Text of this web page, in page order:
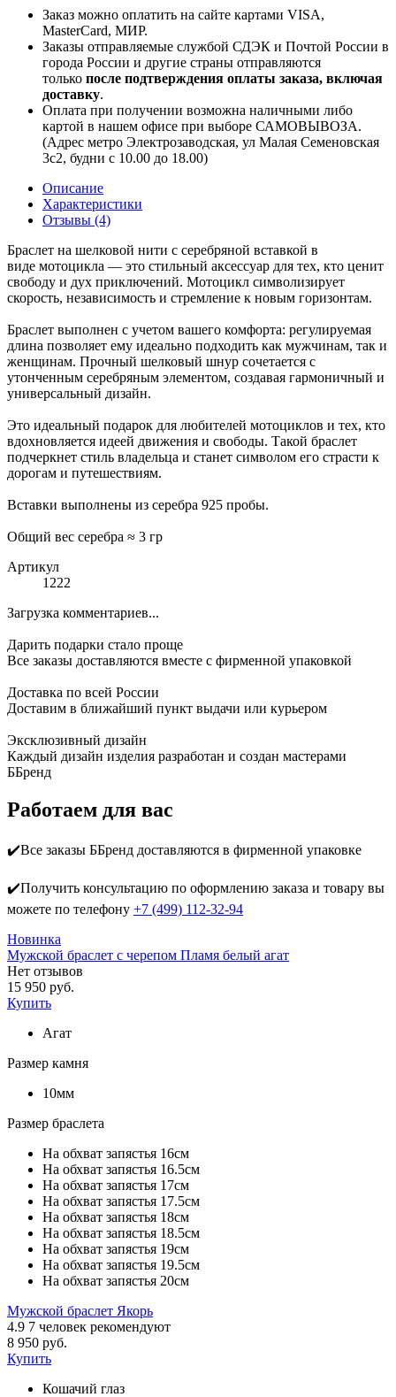
Заказ можно оплатить на сайте картами VISA,
MasterCard, МИР.
Заказы отправляемые службой СДЭК и Почтой России в
города России и другие страны отправляются
только после подтверждения оплаты заказа, включая
доставку.
Оплата при получении возможна наличными либо
картой в нашем офисе при выборе САМОВЫВОЗА.
(Адрес метро Электрозаводская, ул Малая Семеновская
3с2, будни с 10.00 до 18.00)
Описание
Характеристики
Отзывы (4)
Браслет на шелковой нити с серебряной вставкой в
виде мотоцикла — это стильный аксессуар для тех, кто ценит
свободу и дух приключений. Мотоцикл символизирует
скорость, независимость и стремление к новым горизонтам.
Браслет выполнен с учетом вашего комфорта: регулируемая
длина позволяет ему идеально подходить как мужчинам, так и
женщинам. Прочный шелковый шнур сочетается с
утонченным серебряным элементом, создавая гармоничный и
универсальный дизайн.
Это идеальный подарок для любителей мотоциклов и тех, кто
вдохновляется идеей движения и свободы. Такой браслет
подчеркнет стиль владельца и станет символом его страсти к
дорогам и путешествиям.
Вставки выполнены из серебра 925 пробы.
Общий вес серебра ≈ 3 гр
Артикул
1222
Загрузка комментариев...
Дарить подарки стало проще
Все заказы доставляются вместе c фирменной упаковкой
Доставка по всей России
Доставим в ближайший пункт выдачи или курьером
Эксклюзивный дизайн
Каждый дизайн изделия разработан и создан мастерами
ББренд
Работаем для вас
✔️Все заказы ББренд доставляются в фирменной упаковке
✔️Получить консультацию по оформлению заказа и товару вы
можете по телефону +7 (499) 112-32-94
Новинка
Мужской браслет с черепом Пламя белый агат
Нет отзывов
15 950 руб.
Купить
Агат
Размер камня
10мм
Размер браслета
На обхват запястья 16см
На обхват запястья 16.5см
На обхват запястья 17см
На обхват запястья 17.5см
На обхват запястья 18см
На обхват запястья 18.5см
На обхват запястья 19см
На обхват запястья 19.5см
На обхват запястья 20см
Мужской браслет Якорь
4.9 7 человек рекомендуют
8 950 руб.
Купить
Кошачий глаз